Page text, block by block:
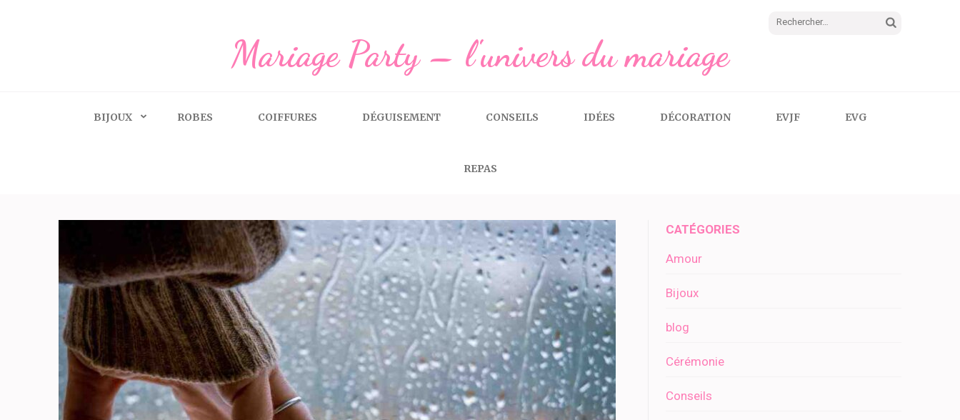
Rechercher :
Mariage Party – l'univers du mariage
BIJOUX ROBES COIFFURES DÉGUISEMENT CONSEILS IDÉES DÉCORATION EVJF EVG
REPAS
CATÉGORIES
Amour
Bijoux
blog
Cérémonie
Conseils